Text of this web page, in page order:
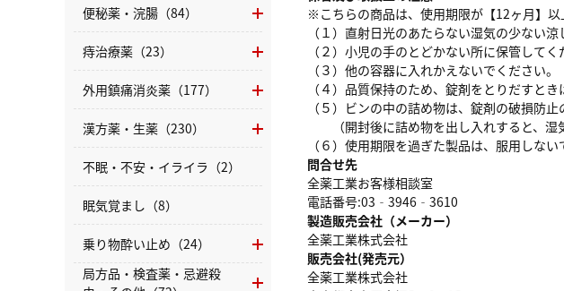
※こちらの商品は、使用期限が【12ヶ月】
（１）直射日光のあたらない湿気の少ない
（２）小児の手のとどかない所に保管してく
（３）他の容器に入れかえないでください
（４）品質保持のため、錠剤をとりだすと
（５）ビンの中の詰め物は、錠剤の破損防
（開封後に詰め物を出し入れすると、湿
（６）使用期限を過ぎた製品は、服用しない
問合せ先
全薬工業お客様相談室
電話番号:03‐3946‐3610
製造販売会社（メーカー）
全薬工業株式会社
販売会社(発売元）
全薬工業株式会社
便秘薬・浣腸（84）
痔治療薬（23）
外用鎮痛消炎薬（177）
漢方薬・生薬（230）
不眠・不安・イライラ（2）
眠気覚まし（8）
乗り物酔い止め（24）
局方品・検査薬・忌避殺